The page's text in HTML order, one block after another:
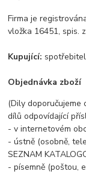
Firma je
vložka 16451, spis.
Kupující:
Objednávka zboží
(Dily doporučujeme
dílů odpovídající
- v internetovém
- ústně (osobně,
SEZNAM
- písemně (poštou,